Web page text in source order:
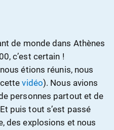
de monde dans Athènes
c’est certain !
étions réunis, nous
cettevidéo). Nous avions
personnes partout et de
puis tout s’est passé
des explosions et nous